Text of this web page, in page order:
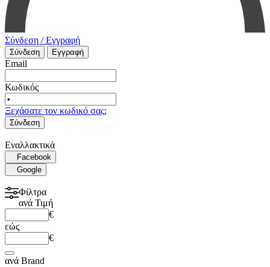
Σύνδεση / Εγγραφή
Σύνδεση Εγγραφή
Email
Κωδικός
Ξεχάσατε τον κωδικό σας;
Σύνδεση
Εναλλακτικά
Facebook
Google
Φίλτρα
ανά Τιμή
€
εώς
€
ανά Brand